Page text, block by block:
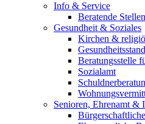
Info & Service
Beratende Stellen
Gesundheit & Soziales
Kirchen &
Beratungsstelle
Sozialamt
Senioren, Ehrenamt &